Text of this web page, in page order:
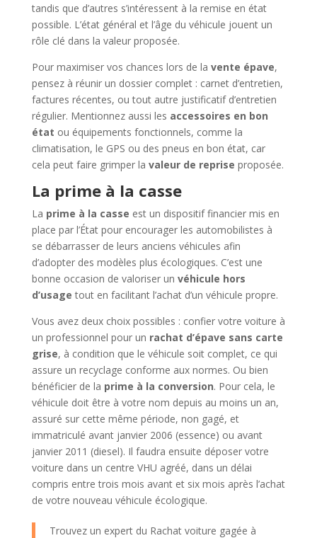
tandis que d’autres s’intéressent à la remise en état
possible. L’état général et l’âge du véhicule jouent un
rôle clé dans la valeur proposée.
Pour maximiser vos chances lors de la vente épave,
pensez à réunir un dossier complet : carnet d’entretien,
factures récentes, ou tout autre justificatif d’entretien
régulier. Mentionnez aussi les accessoires en bon
état ou équipements fonctionnels, comme la
climatisation, le GPS ou des pneus en bon état, car
cela peut faire grimper la valeur de reprise proposée.
La prime à la casse
La prime à la casse est un dispositif financier mis en
place par l’État pour encourager les automobilistes à
se débarrasser de leurs anciens véhicules afin
d’adopter des modèles plus écologiques. C’est une
bonne occasion de valoriser un véhicule hors
d’usage tout en facilitant l’achat d’un véhicule propre.
Vous avez deux choix possibles : confier votre voiture à
un professionnel pour un rachat d’épave sans carte
grise, à condition que le véhicule soit complet, ce qui
assure un recyclage conforme aux normes. Ou bien
bénéficier de la prime à la conversion. Pour cela, le
véhicule doit être à votre nom depuis au moins un an,
assuré sur cette même période, non gagé, et
immatriculé avant janvier 2006 (essence) ou avant
janvier 2011 (diesel). Il faudra ensuite déposer votre
voiture dans un centre VHU agréé, dans un délai
compris entre trois mois avant et six mois après l’achat
de votre nouveau véhicule écologique.
Trouvez un expert du Rachat voiture gagée à